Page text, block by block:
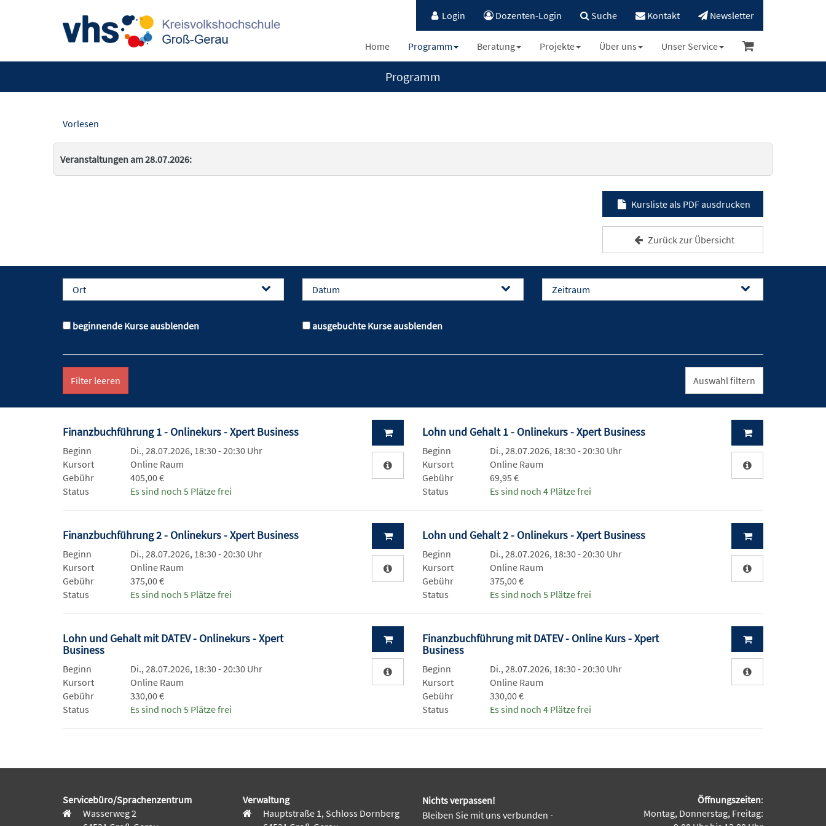
Login Dozenten-Login Suche Kontakt Newsletter
Home Programm Beratung Projekte Über uns Unser Service
Programm
Vorlesen
Veranstaltungen am 28.07.2026:
Kursliste als PDF ausdrucken
Zurück zur Übersicht
Ort Datum Zeitraum
beginnende Kurse ausblenden ausgebuchte Kurse ausblenden
Filter leeren
Finanzbuchführung 1 - Onlinekurs - Xpert Business
Beginn
Di., 28.07.2026, 18:30 - 20:30 Uhr
Kursort
Online Raum
Gebühr
405,00 €
Status
Es sind noch 5 Plätze frei
Lohn und Gehalt 1 - Onlinekurs - Xpert Business
Beginn
Di., 28.07.2026, 18:30 - 20:30 Uhr
Kursort
Online Raum
Gebühr
69,95 €
Status
Es sind noch 4 Plätze frei
Finanzbuchführung 2 - Onlinekurs - Xpert Business
Beginn
Di., 28.07.2026, 18:30 - 20:30 Uhr
Kursort
Online Raum
Gebühr
375,00 €
Status
Es sind noch 5 Plätze frei
Lohn und Gehalt 2 - Onlinekurs - Xpert Business
Beginn
Di., 28.07.2026, 18:30 - 20:30 Uhr
Kursort
Online Raum
Gebühr
375,00 €
Status
Es sind noch 5 Plätze frei
Lohn und Gehalt mit DATEV - Onlinekurs - Xpert
Business
Beginn
Di., 28.07.2026, 18:30 - 20:30 Uhr
Kursort
Online Raum
Gebühr
330,00 €
Status
Es sind noch 5 Plätze frei
Finanzbuchführung mit DATEV - Online Kurs - Xpert
Business
Beginn
Di., 28.07.2026, 18:30 - 20:30 Uhr
Kursort
Online Raum
Gebühr
330,00 €
Status
Es sind noch 4 Plätze frei
Servicebüro/Sprachenzentrum
Wasserweg 2
Verwaltung
Hauptstraße 1, Schloss Dornberg
Nichts verpassen!
Bleiben Sie mit uns verbunden -
Öffnungszeiten:
Montag, Donnerstag, Freitag: